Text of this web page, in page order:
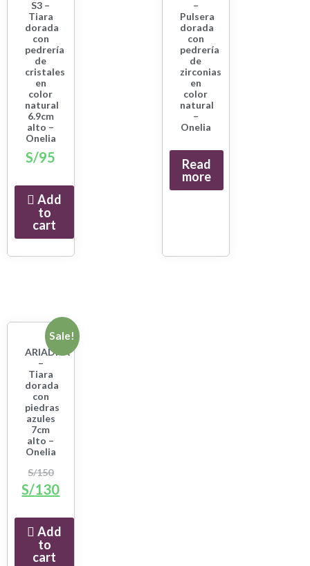
S3 –
Tiara
dorada
con
pedrería
de
cristales
en
color
natural
6.9cm
alto –
Onelia
S/95
Add
to
cart
–
Pulsera
dorada
con
pedrería
de
zirconias
en
color
natural
–
Onelia
Read
more
Sale!
ARIADNA
–
Tiara
dorada
con
piedras
azules
7cm
alto –
Onelia
S/150
S/130
Add
to
cart